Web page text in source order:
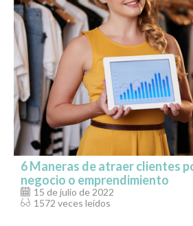
6 Maneras de atraer clientes
negocio o emprendimiento
15 de julio de 2022
1572 veces leídos